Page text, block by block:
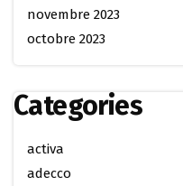
novembre 2023
octobre 2023
Categories
activa
adecco